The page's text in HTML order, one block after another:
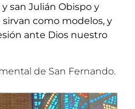
san Julián Obispo y
como modelos, y
ante Dios nuestro
de San Fernando.